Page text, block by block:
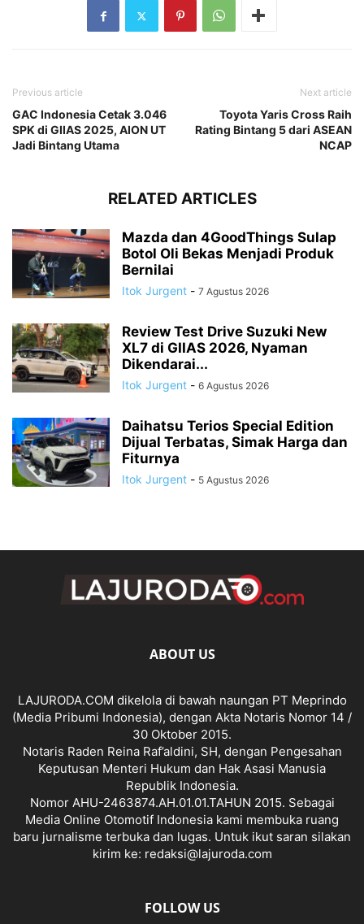
Previous article
GAC Indonesia Cetak 3.046
SPK di GIIAS 2025, AION UT
Jadi Bintang Utama
Next article
Toyota Yaris Cross Raih
Rating Bintang 5 dari ASEAN
NCAP
RELATED ARTICLES
Mazda dan 4GoodThings Sulap
Botol Oli Bekas Menjadi Produk
Bernilai
Itok Jurgent - 7 Agustus 2026
Review Test Drive Suzuki New
XL7 di GIIAS 2026, Nyaman
Dikendarai...
Itok Jurgent - 6 Agustus 2026
Daihatsu Terios Special Edition
Dijual Terbatas, Simak Harga dan
Fiturnya
Itok Jurgent - 5 Agustus 2026
ABOUT US
LAJURODA.COM dikelola di bawah naungan PT Meprindo
(Media Pribumi Indonesia), dengan Akta Notaris Nomor 14 /
30 Oktober 2015.
Notaris Raden Reina Raf’aldini, SH, dengan Pengesahan
Keputusan Menteri Hukum dan Hak Asasi Manusia
Republik Indonesia.
Nomor AHU-2463874.AH.01.01.TAHUN 2015. Sebagai
Media Online Otomotif Indonesia kami membuka ruang
baru jurnalisme terbuka dan lugas. Untuk ikut saran silakan
kirim ke: redaksi@lajuroda.com
FOLLOW US